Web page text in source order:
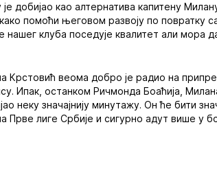
је добијао као алтернатива капитену
помоћи његовом развоју по повратку са
нашег клуба поседује квалитет али мора
Крстовић веома добро је радио на
Ипак, останком Ричмонда Боаћија,
неку значајнију минутажу. Он ће бити
Прве лиге Србије и сигурно адут више у